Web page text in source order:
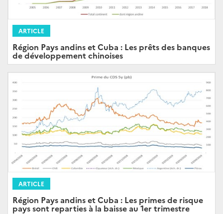
ARTICLE
Région Pays andins et Cuba : Les prêts des banques
de développement chinoises
ARTICLE
Région Pays andins et Cuba : Les primes de risque
pays sont reparties à la baisse au 1er trimestre